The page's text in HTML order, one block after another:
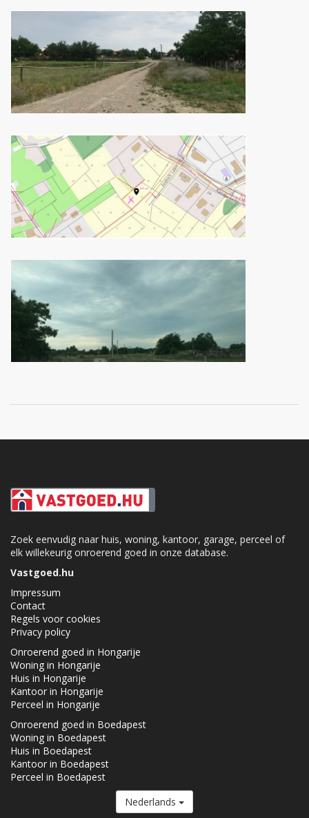
Zoek eenvudig naar huis, woning, kantoor, garage, perceel of
elk willekeurig onroerend goed in onze database.
Vastgoed.hu
Impressum
Contact
Regels voor cookies
Privacy policy
Onroerend goed in Hongarije
Woning in Hongarije
Huis in Hongarije
Kantoor in Hongarije
Perceel in Hongarije
Onroerend goed in Boedapest
Woning in Boedapest
Huis in Boedapest
Kantoor in Boedapest
Perceel in Boedapest
Nederlands